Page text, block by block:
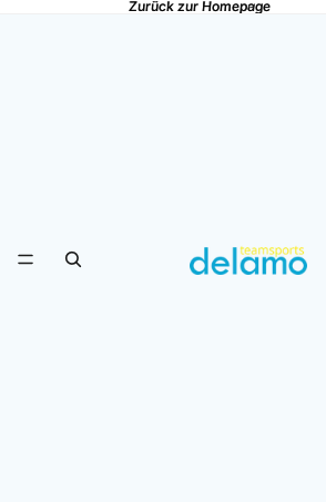
Zurück zur Homepage
Zurück zur Homepage